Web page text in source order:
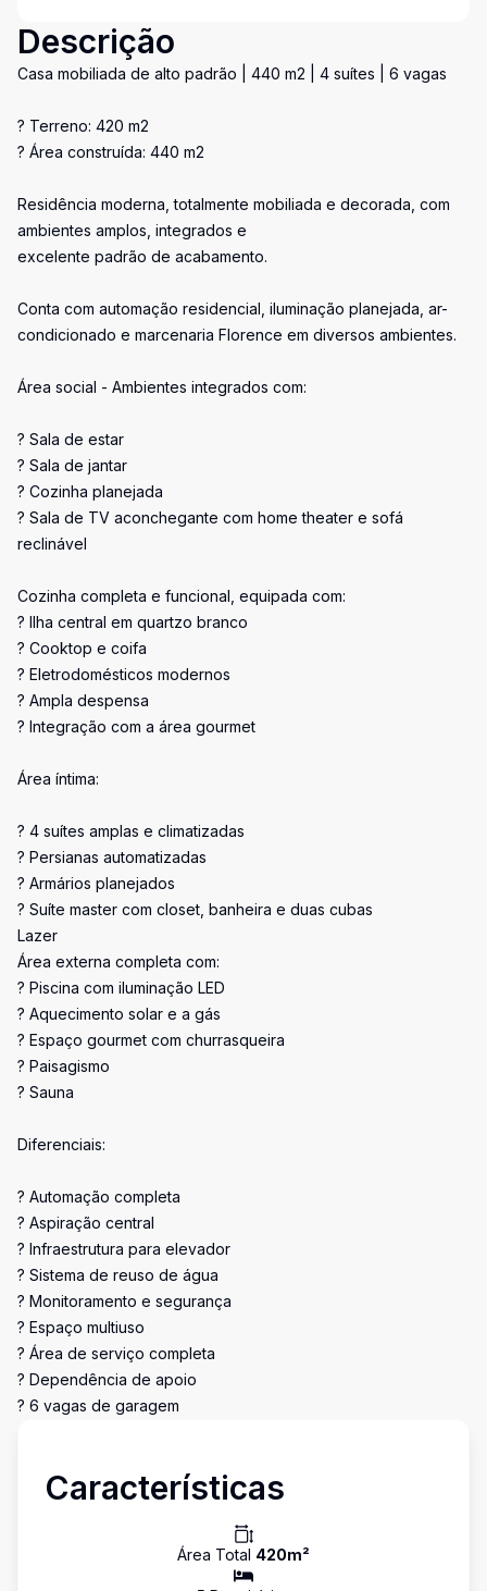
Descrição
Casa mobiliada de alto padrão | 440 m2 | 4 suítes | 6 vagas
? Terreno: 420 m2
? Área construída: 440 m2
Residência moderna, totalmente mobiliada e decorada, com
ambientes amplos, integrados e
excelente padrão de acabamento.
Conta com automação residencial, iluminação planejada, ar-
condicionado e marcenaria Florence em diversos ambientes.
Área social - Ambientes integrados com:
? Sala de estar
? Sala de jantar
? Cozinha planejada
? Sala de TV aconchegante com home theater e sofá
reclinável
Cozinha completa e funcional, equipada com:
? Ilha central em quartzo branco
? Cooktop e coifa
? Eletrodomésticos modernos
? Ampla despensa
? Integração com a área gourmet
Área íntima:
? 4 suítes amplas e climatizadas
? Persianas automatizadas
? Armários planejados
? Suíte master com closet, banheira e duas cubas
Lazer
Área externa completa com:
? Piscina com iluminação LED
? Aquecimento solar e a gás
? Espaço gourmet com churrasqueira
? Paisagismo
? Sauna
Diferenciais:
? Automação completa
? Aspiração central
? Infraestrutura para elevador
? Sistema de reuso de água
? Monitoramento e segurança
? Espaço multiuso
? Área de serviço completa
? Dependência de apoio
? 6 vagas de garagem
Características
Área Total 420m²